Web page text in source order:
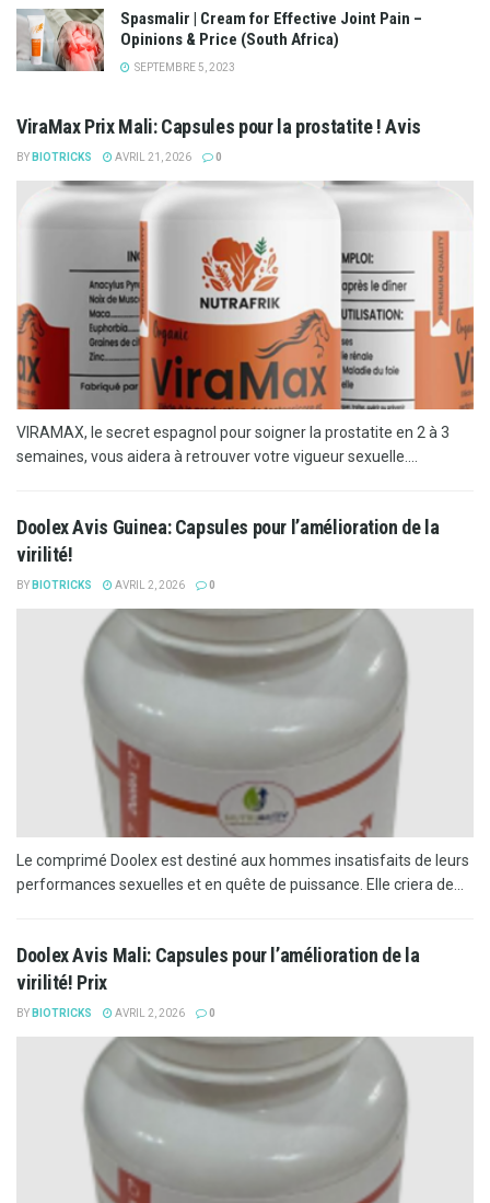
Spasmalir | Cream for Effective Joint Pain –
Opinions & Price (South Africa)
SEPTEMBRE 5, 2023
ViraMax Prix Mali: Capsules pour la prostatite ! Avis
BY BIOTRICKS AVRIL 21, 2026 0
VIRAMAX, le secret espagnol pour soigner la prostatite en 2 à 3
semaines, vous aidera à retrouver votre vigueur sexuelle....
Doolex Avis Guinea: Capsules pour l’amélioration de la
virilité!
BY BIOTRICKS AVRIL 2, 2026 0
Le comprimé Doolex est destiné aux hommes insatisfaits de leurs
performances sexuelles et en quête de puissance. Elle criera de...
Doolex Avis Mali: Capsules pour l’amélioration de la
virilité! Prix
BY BIOTRICKS AVRIL 2, 2026 0